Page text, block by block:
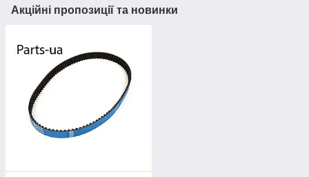
Акційні пропозиції та новинки